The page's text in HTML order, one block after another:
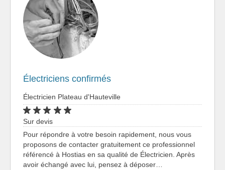
Électriciens confirmés
Électricien Plateau d'Hauteville
Sur devis
Pour répondre à votre besoin rapidement, nous vous
proposons de contacter gratuitement ce professionnel
référencé à Hostias en sa qualité de Électricien. Après
avoir échangé avec lui, pensez à déposer…